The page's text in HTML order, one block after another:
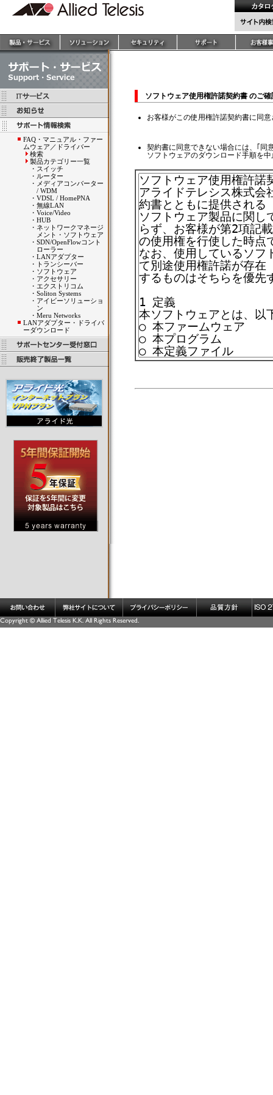
FAQ・マニュアル・ファー
ムウェア／ドライバー
検索
製品カテゴリー一覧
・ スイッチ
・ ルーター
・ メディアコンバーター
/ WDM
・ VDSL / HomePNA
・ 無線LAN
・ Voice/Video
・ HUB
・ ネットワークマネージ
メント・ソフトウェア
・ SDN/OpenFlowコント
ローラー
・ LANアダプター
・
トランシーバー
・ ソフトウェア
・ アクセサリー
・ エクストリコム
・ Soliton Systems
・ アイビーソリューショ
ン
・ Meru Networks
LANアダプター・ドライバ
ーダウンロード
ソフトウェア使用権許諾契約書 の
お客様がこの使用権許諾契約書に同
契約書に同意できない場合には、｢同
ソフトウェアのダウンロード手順を